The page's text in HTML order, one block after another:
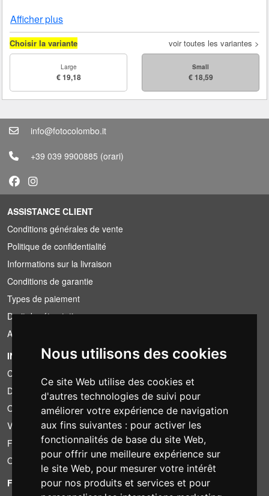
Nous utilisons des cookies
Ce site Web utilise des cookies et
d'autres technologies de suivi pour
améliorer votre expérience de navigation
aux fins suivantes : pour activer les
fonctionnalités de base du site Web,
pour offrir une meilleure expérience sur
le site Web, pour mesurer votre intérêt
pour nos produits et services et pour
Afficher plus
Choisir la variante voir toutes les variantes >
Large
€ 19,18
Small
€ 18,59
info@fotocolombo.it
+39 039 9900885 (orari)
ASSISTANCE CLIENT
Conditions générales de vente
Politique de confidentialité
Informations sur la livraison
Conditions de garantie
Types de paiement
Droit de rétractation
Application de la TVA
INFORMATION
Conditions de location
Devis
Offre groupée
Vous avez trouvé moins cher?
Financement
Occasion
FOTOCOLOMBO.IT